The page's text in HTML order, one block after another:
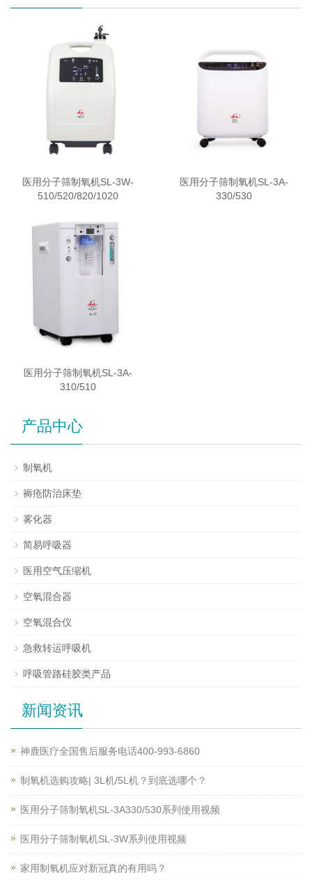
医用分子筛制氧机SL-3W-
510/520/820/1020
医用分子筛制氧机SL-3A-
330/530
医用分子筛制氧机SL-3A-
310/510
产品中心
制氧机
褥疮防治床垫
雾化器
简易呼吸器
医用空气压缩机
空氧混合器
空氧混合仪
急救转运呼吸机
呼吸管路硅胶类产品
新闻资讯
神鹿医疗全国售后服务电话400-993-6860
制氧机选购攻略| 3L机/5L机？到底选哪个？
医用分子筛制氧机SL-3A330/530系列使用视频
医用分子筛制氧机SL-3W系列使用视频
家用制氧机应对新冠真的有用吗？